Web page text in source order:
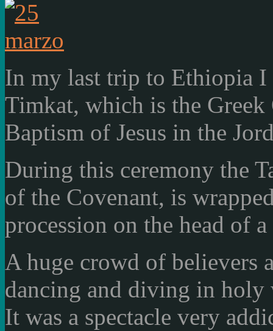
In my last trip to Ethiopia I
Timkat, which is the
Baptism of Jesus in the
During this ceremony the
of the Covenant, is
procession on the head of
A huge crowd of believers
dancing and diving in holy
It was a spectacle very